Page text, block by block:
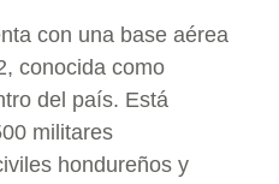
con una base aérea
conocida como
del país. Está
militares
hondureños y